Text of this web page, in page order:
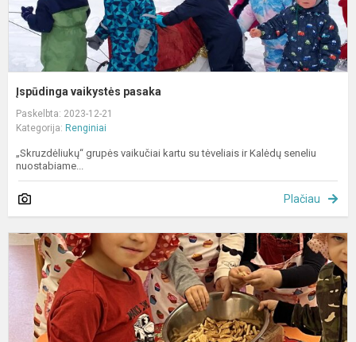
Įspūdinga vaikystės pasaka
Paskelbta: 2023-12-21
Kategorija: Renginiai
„Skruzdėliukų“ grupės vaikučiai kartu su tėveliais ir Kalėdų seneliu
nuostabiame...
Plačiau